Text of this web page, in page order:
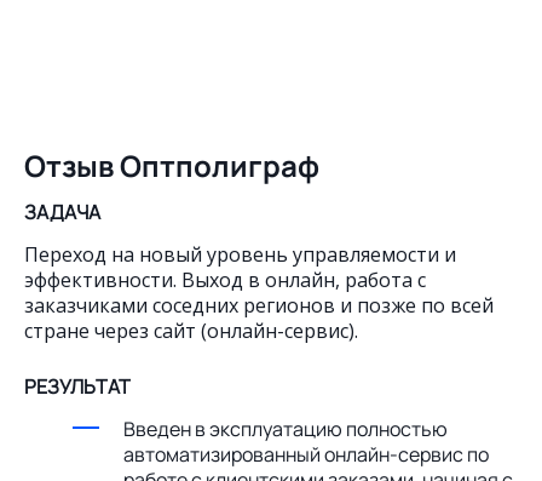
Отзыв Оптполиграф
ЗАДАЧА
Переход на новый уровень управляемости и
эффективности. Выход в онлайн, работа с
заказчиками соседних регионов и позже по всей
стране через сайт (онлайн-сервис).
РЕЗУЛЬТАТ
Введен в эксплуатацию полностью
автоматизированный онлайн-сервис по